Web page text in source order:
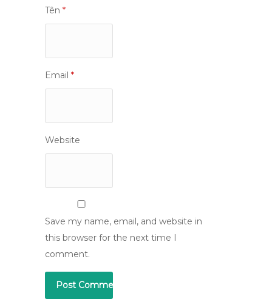
Tên *
Email *
Website
Save my name, email, and website in
this browser for the next time I
comment.